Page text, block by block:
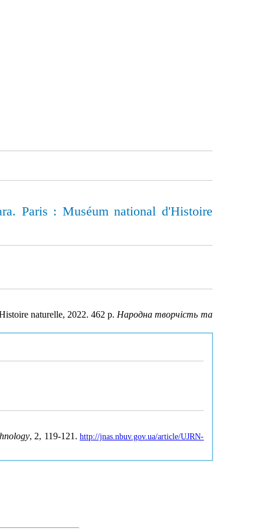
Paris : Muséum national d'Histoire
naturelle, 2022. 462 p.Народна творчість та
, 2, 119-121.http://jnas.nbuv.gov.ua/article/UJRN-